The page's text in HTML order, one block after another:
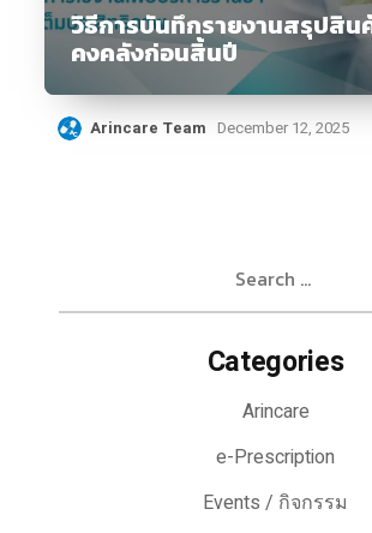
วิธีการบันทึกรายงานสรุปสิน
คงคลังก่อนสิ้นปี
Arincare Team December 12, 2025
Categories
Arincare
e-Prescription
Events / กิจกรรม